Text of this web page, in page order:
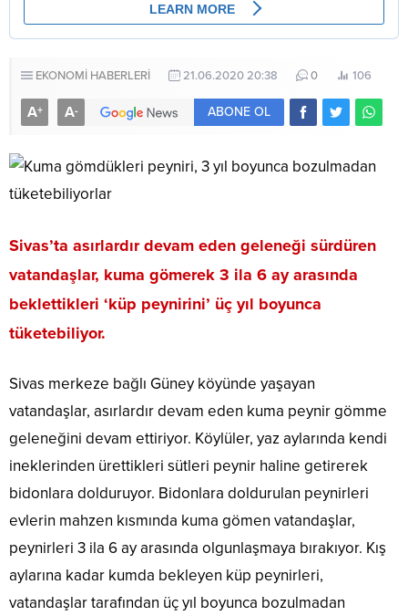
EKONOMİ HABERLERİ 21.06.2020 20:38 0 106
A+ A- ABONE OL
Sivas’ta asırlardır devam eden geleneği sürdüren
vatandaşlar, kuma gömerek 3 ila 6 ay arasında
beklettikleri ‘küp peynirini’ üç yıl boyunca
tüketebiliyor.
Sivas merkeze bağlı Güney köyünde yaşayan
vatandaşlar, asırlardır devam eden kuma peynir gömme
geleneğini devam ettiriyor. Köylüler, yaz aylarında kendi
ineklerinden ürettikleri sütleri peynir haline getirerek
bidonlara dolduruyor. Bidonlara doldurulan peynirleri
evlerin mahzen kısmında kuma gömen vatandaşlar,
peynirleri 3 ila 6 ay arasında olgunlaşmaya bırakıyor. Kış
aylarına kadar kumda bekleyen küp peynirleri,
vatandaşlar tarafından üç yıl boyunca bozulmadan